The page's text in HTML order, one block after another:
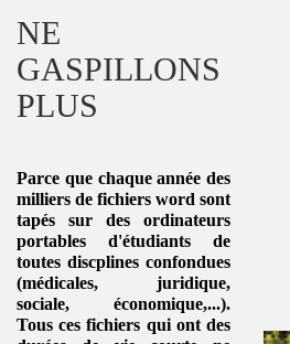
NE
GASPILLONS
PLUS
Parce que chaque année des
milliers de fichiers word sont
tapés sur des ordinateurs
portables d'étudiants de
toutes discplines confondues
(médicales, juridique,
sociale, économique,...).
Tous ces fichiers qui ont des